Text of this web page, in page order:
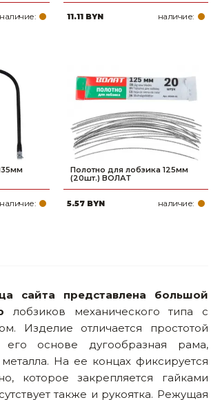
наличие: 11.11 BYN наличие:
наличие:
Полотно для лобзика 125мм
(20шт.) ВОЛАТ
5.57 BYN наличие:
сайта представлена большой
лобзиков механического типа с
Изделие отличается простотой
его основе дугообразная рама,
На ее концах фиксируется
которое закрепляется гайками
также и рукоятка. Режущая